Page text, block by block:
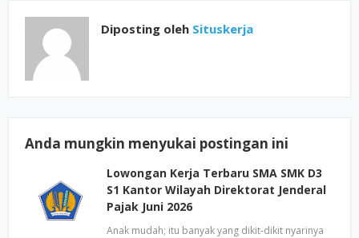
Diposting oleh Situskerja
Anda mungkin menyukai postingan ini
Lowongan Kerja Terbaru SMA SMK D3
S1 Kantor Wilayah Direktorat Jenderal
Pajak Juni 2026
Anak mudah; itu banyak yang dikit-dikit nyarinya